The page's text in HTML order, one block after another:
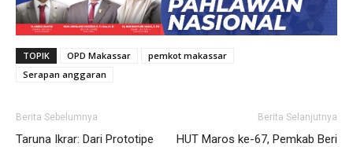
TOPIK OPD Makassar
pemkot makassar
Serapan anggaran
Berita Sebelumnya
Taruna Ikrar: Dari Prototipe
Berita Selanjutnya
HUT Maros ke-67, Pemkab Beri